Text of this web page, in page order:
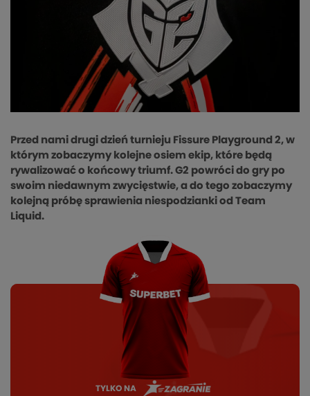
Przed nami drugi dzień turnieju Fissure Playground 2, w
którym zobaczymy kolejne osiem ekip, które będą
rywalizować o końcowy triumf. G2 powróci do gry po
swoim niedawnym zwycięstwie, a do tego zobaczymy
kolejną próbę sprawienia niespodzianki od Team
Liquid.
TYLKO NA